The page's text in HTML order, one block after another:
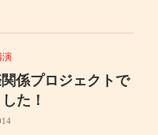
演
係プロジェクトで
た！